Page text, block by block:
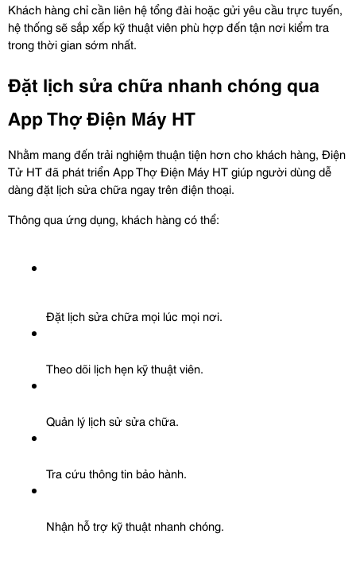
Khách hàng chỉ cần liên hệ tổng đài hoặc gửi yêu cầu trực tuyến,
hệ thống sẽ sắp xếp kỹ thuật viên phù hợp đến tận nơi kiểm tra
trong thời gian sớm nhất.
Đặt lịch sửa chữa nhanh chóng qua
App Thợ Điện Máy HT
Nhằm mang đến trải nghiệm thuận tiện hơn cho khách hàng, Điện
Tử HT đã phát triển App Thợ Điện Máy HT giúp người dùng dễ
dàng đặt lịch sửa chữa ngay trên điện thoại.
Thông qua ứng dụng, khách hàng có thể:
Đặt lịch sửa chữa mọi lúc mọi nơi.
Theo dõi lịch hẹn kỹ thuật viên.
Quản lý lịch sử sửa chữa.
Tra cứu thông tin bảo hành.
Nhận hỗ trợ kỹ thuật nhanh chóng.